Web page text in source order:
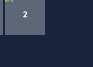
2